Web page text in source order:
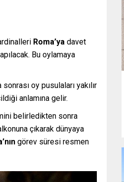
Roma’ya davet
Bu oylamaya
oy pusulaları yakılır
anlamına gelir.
belirledikten sonra
çıkarak dünyaya
görev süresi resmen